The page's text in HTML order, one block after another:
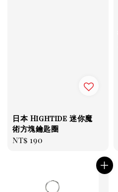
日本 Hightide 迷你魔
術方塊鑰匙圈
Regular
NT$ 190